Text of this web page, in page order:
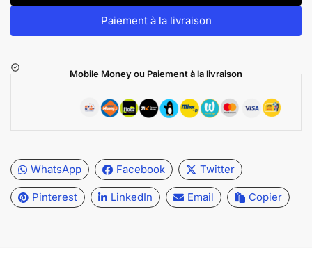
Paiement à la livraison
Mobile Money ou Paiement à la livraison
WhatsApp Facebook Twitter
Pinterest LinkedIn Email Copier